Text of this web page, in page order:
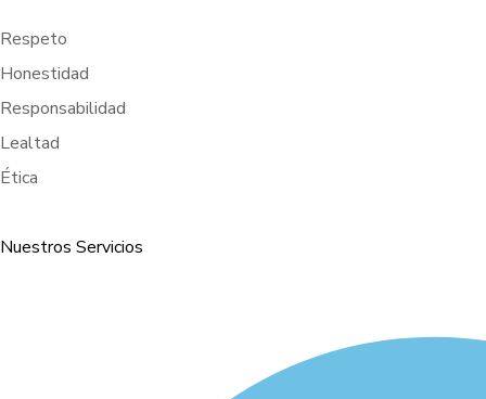
Respeto
Honestidad
Responsabilidad
Lealtad
Ética
Nuestros Servicios